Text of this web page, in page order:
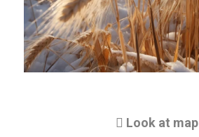
Look at map